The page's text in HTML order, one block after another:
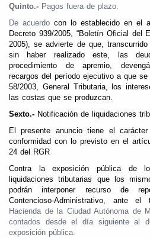
Quinto.- Pagos fuera de plazo.
De acuerdo con lo establecido en el
Decreto 939/2005, “Boletín Oficial del
2005), se advierte de que,
sin haber realizado este, las
procedimiento de apremio,
recargos del período ejecutivo a que
58/2003, General Tributaria, los
las costas que se produzcan.
Sexto.- Notificación de liquidaciones
El presente anuncio tiene el
conformidad con lo previsto en el
24 del RGR
Contra la exposición pública de
liquidaciones tributarias que los
podrán interponer recurso de
Contencioso-Administrativo, ante
Hacienda de la Ciudad Autónoma de
contados desde el día siguiente al
exposición pública.